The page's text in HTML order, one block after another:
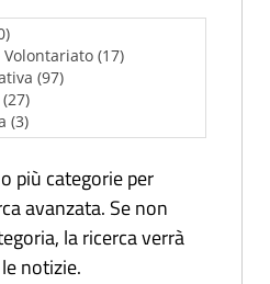
più categorie per
avanzata. Se non
la ricerca verrà
notizie.